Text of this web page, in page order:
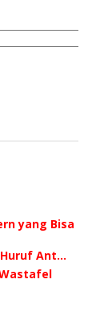
yang Bisa
Ant...